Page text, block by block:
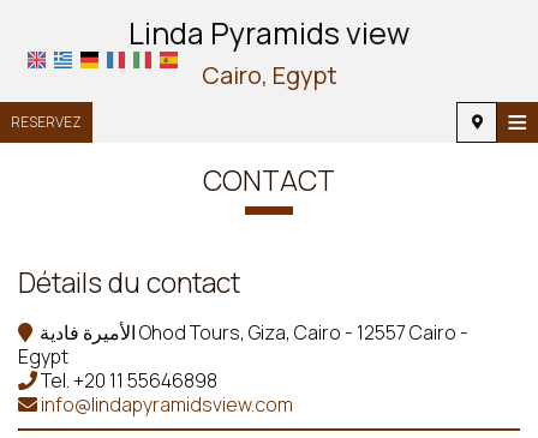
Linda Pyramids view
Cairo, Egypt
≡
RESERVEZ
ACCUEIL
EMPLACEMENT
HÉBERGEMENT
DEMANDE
CONTACT
Détails du contact
Egypt
Tel.+20 11 55646898
info@lindapyramidsview.com